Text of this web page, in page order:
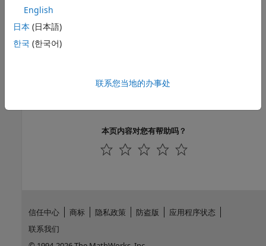
函数
mcc (MATLAB Compiler)
主题
使用命令行创建服务器实例
本页内容对您有帮助吗？
English
日本 (日本語)
한국 (한국어)
联系您当地的办事处
信任中心 商标 隐私政策 防盗版
应用程序状态
联系我们